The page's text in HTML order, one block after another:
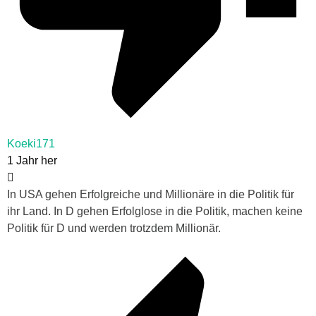
Koeki171
1 Jahr her
In USA gehen Erfolgreiche und Millionäre in die Politik für
ihr Land. In D gehen Erfolglose in die Politik, machen keine
Politik für D und werden trotzdem Millionär.